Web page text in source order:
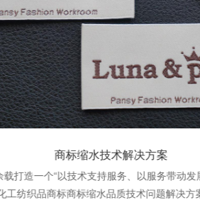
商标抗染技术解决
博准30余载是中国守家纺织商标印染织
技术问题解决方案定制专家,提供前
织带商标缩水技术解
博准是一家专注30余载设计研发织唛
标缩水品质技术问题解决方案一站
服装色差技术解决
博准30余载专注提供纺织品印唛、
题技术解决方案一站式服务商,以
纺织品商标固
博准经营多年是行业专业纺织品商
A622,FSD,FSE商标固
皮革湿摩擦增
博准长期致力于皮革商标湿摩擦
增进剂加工定制服务技术研